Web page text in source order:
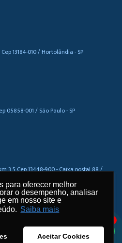
para oferecer melhor
o desempenho, analisar
em nosso site e
Saiba mais
Aceitar Cookies
para oferecer melhor
o desempenho, analisar
em nosso site e
Saiba mais
Aceitar Cookies
13184-010 / Hortolândia - SP
05858-001 / São Paulo - SP
3,5 Cep 13448-900 - Caixa postal 88 /